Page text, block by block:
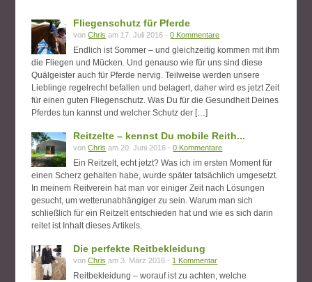
Fliegenschutz für Pferde
vonChris am 17. Juli 2016 -0 Kommentare
Endlich ist Sommer – und gleichzeitig kommen mit ihm
die Fliegen und Mücken. Und genauso wie für uns sind diese
Quälgeister auch für Pferde nervig. Teilweise werden unsere
Lieblinge regelrecht befallen und belagert, daher wird es jetzt Zeit
für einen guten Fliegenschutz. Was Du für die Gesundheit Deines
Pferdes tun kannst und welcher Schutz der […]
Reitzelte – kennst Du mobile Reith...
vonChris am 20. Juni 2016 -0 Kommentare
Ein Reitzelt, echt jetzt? Was ich im ersten Moment für
einen Scherz gehalten habe, wurde später tatsächlich umgesetzt.
In meinem Reitverein hat man vor einiger Zeit nach Lösungen
gesucht, um wetterunabhängiger zu sein. Warum man sich
schließlich für ein Reitzelt entschieden hat und wie es sich darin
reitet ist Inhalt dieses Artikels.
Die perfekte Reitbekleidung
vonChris am 3. März 2016 - 1 Kommentar
Reitbekleidung – worauf ist zu achten, welche